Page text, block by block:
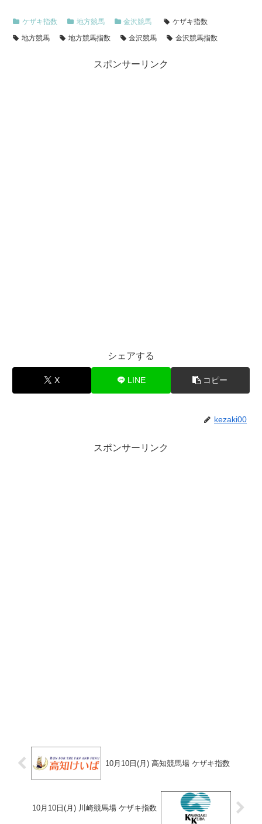
ケザキ指数 地方競馬 金沢競馬
ケザキ指数
地方競馬
地方競馬指数 金沢競馬 金沢競馬指数
スポンサーリンク
シェアする
X LINE コピー
kezaki00
スポンサーリンク
10月10日(月) 高知競馬場 ケザキ指数
10月10日(月) 川崎競馬場 ケザキ指数